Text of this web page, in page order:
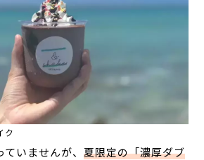
ク
ていませんが、夏限定の「濃厚ダブ